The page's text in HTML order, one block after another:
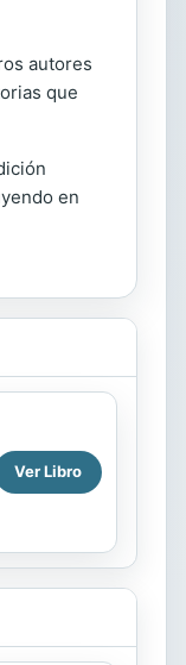
autores
que
en
Ver Libro